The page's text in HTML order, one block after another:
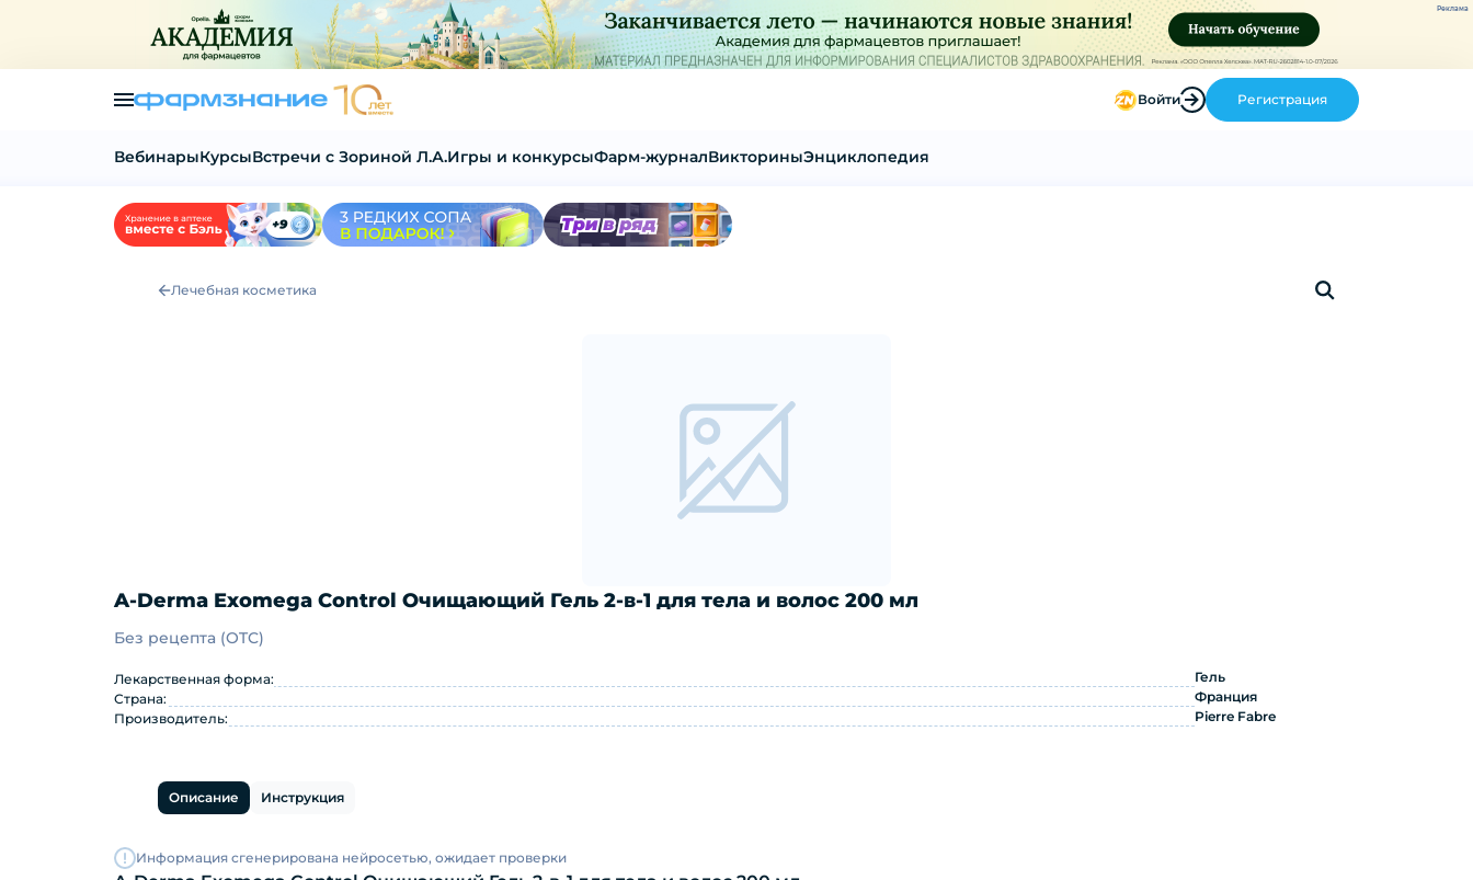
Реклама
Войти Регистрация
ВебинарыКурсыВстречи с Зориной Л.А.Игры и конкурсыФарм-журналВикториныЭнциклопедия
Лечебная косметика
A-Derma Exomega Control Очищающий Гель 2-в-1 для тела и волос 200 мл
A-Derma Exomega Control Очищающий Гель 2-в-1 для тела и волос 200 мл: инструкция по применению
Без рецепта (OTC)
Лекарственная форма:
Гель
Страна:
Франция
Производитель:
Pierre Fabre
Описание Инструкция
Информация сгенерирована нейросетью, ожидает проверки